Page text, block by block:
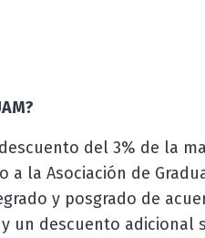
del 3% de la
la Asociación de
y posgrado de
un descuento adicional